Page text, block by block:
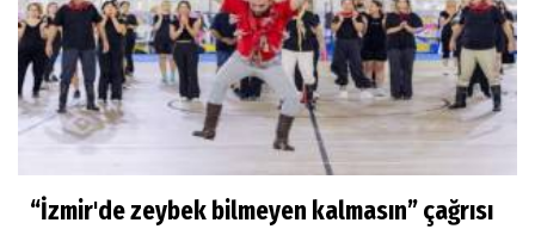
“İzmir'de zeybek bilmeyen kalmasın” çağrısı